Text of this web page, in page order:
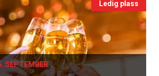
Ledig plass
SEPTEMBER